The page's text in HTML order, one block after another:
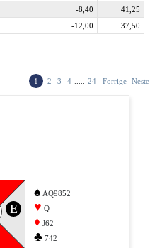
-8,40
41,25
-12,00 37,50
1 2 3 4 24 Forrige Neste
E
♠ AQ9852
♥ Q
♦ J62
♣ 742